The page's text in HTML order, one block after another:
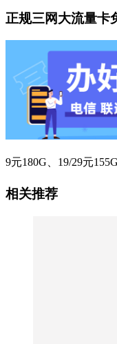
正规三网大流量卡
9元180G、19/29元
相关推荐